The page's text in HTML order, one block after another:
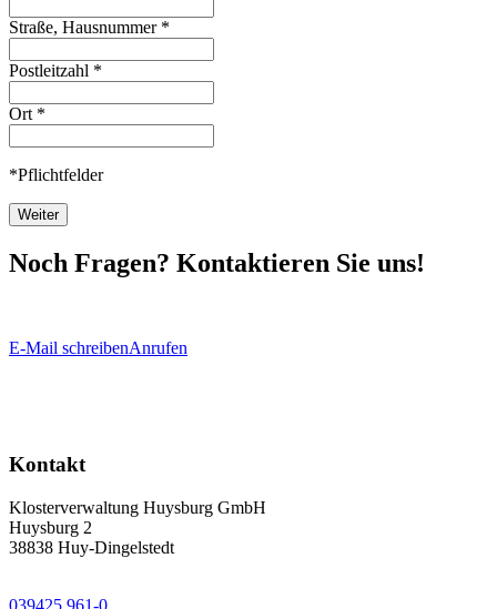
Straße, Hausnummer *
Postleitzahl *
Ort *
*Pflichtfelder
Weiter
Noch Fragen? Kontaktieren Sie uns!
E-Mail schreibenAnrufen
Kontakt
Klosterverwaltung Huysburg GmbH
Huysburg 2
38838 Huy-Dingelstedt
039425 961-0